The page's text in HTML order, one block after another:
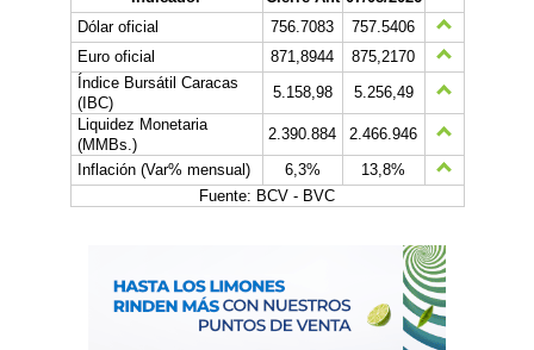
Dólar oficial
756.7083
757.5406
Euro oficial
871,8944
875,2170
Índice Bursátil Caracas
(IBC)
5.158,98
5.256,49
Liquidez Monetaria
(MMBs.)
2.390.884
2.466.946
Inflación (Var% mensual)
6,3%
13,8%
Fuente: BCV - BVC